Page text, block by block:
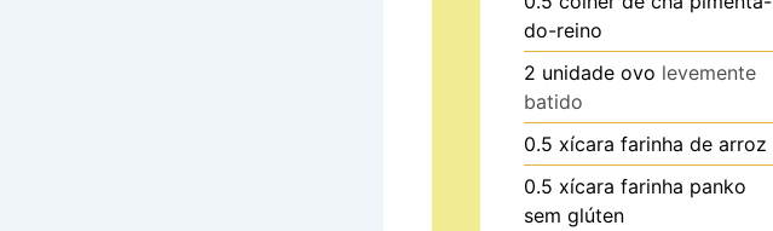
do-reino
2 unidade ovo levemente
batido
0.5 xícara farinha de arroz
0.5 xícara farinha panko
sem glúten